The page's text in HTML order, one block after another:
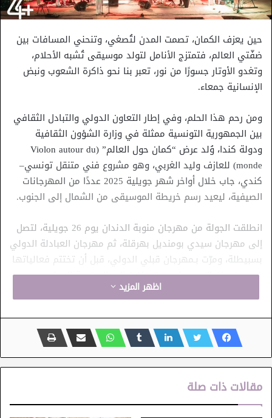
حين يعزف الكمان، تصمت المدن لتُصغي، وتنحني المسافات بين
ضفّتي العالم، فتمتزج الأنامل لتولد موسيقى تُشبه الأحلام،
وتغدو الأوتار جسورًا من نور، تعبر بنا نحو ذاكرة الشعوب ونبض
الإنسانية جمعاء.
ومن رحم هذا الحلم، وفي إطار التعاون الدولي والتبادل الثقافي
بين الجمهورية التونسية ممثلة في وزارة الشؤون الثقافية
ودولة كندا، وُلد عرض “كمان حول العالم” (Violon autour du
monde) للعازف وليد الغربي، وهو مشروع فني متنقل تونسي–
كندي، جاب خلال أواخر شهر جويلية 2025 عددًا من المهرجانات
الصيفية، ليعيد رسم خريطة الموسيقى من الشمال إلى الجنوب.
انطلقت الجولة من مهرجان منوبة الدندان يوم 26 جويلية، لتصل
إلى مهرجان سيدي بومنديل بهرقلة، ثم مهرجان العبادلة الدولي
بسبيطلة، ومرّت بـمهرجان قبلي الدولي، قبل أن تختتم فعالياتها
في مهرجان البحر برواد ومهرجان ليالي المهدية الدولي.
بين البلدين، مجسّدًا على أرض الواقع إرادة مشتركة في توسيع
مجالات الشراكة الفنية والانفتاح المتبادل. وقد جدّدت هذه
المبادرة الثقة في قدرة الثقافة على أن تكون جسرًا من جسور
الإبداع والمعرفة والإنسانية، وأداةً للتعبير عن قيم مشتركة،
ومقدمة لمبادرات مستقبلية تعمّق التعاون بين المؤسسات
والمبدعين في كلا البلدين.
اظهر المزيد
مقالات ذات صلة